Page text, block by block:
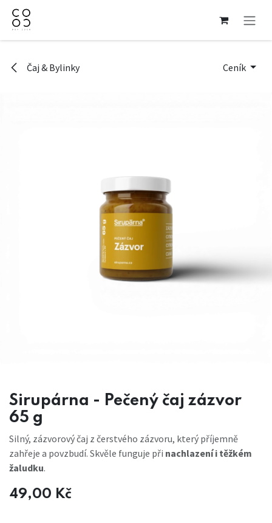
Přejít na obsah
Čaj & Bylinky Ceník
Sirupárna - Pečený čaj zázvor
65 g
Silný, zázvorový čaj z čerstvého zázvoru, který příjemně
zahřeje a povzbudí. Skvěle funguje při nachlazení i těžkém
žaludku.
49,00 Kč